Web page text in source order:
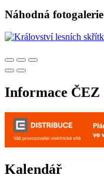
Náhodná fotogalerie
Informace ČEZ
Kalendář